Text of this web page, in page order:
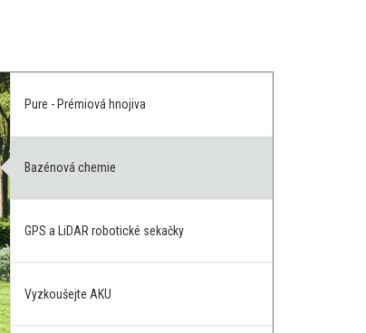
Pure - Prémiová hnojiva
Bazénová chemie
GPS a LiDAR robotické sekačky
Vyzkoušejte AKU